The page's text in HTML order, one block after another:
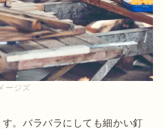
ージズ
。バラバラにしても細かい釘